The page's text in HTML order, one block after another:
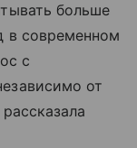
больше
в современном
с
от